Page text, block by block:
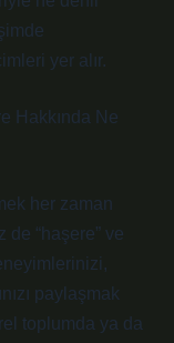
yer alır.
Hakkında Ne
her zaman
de “haşere” ve
paylaşmak
toplumda ya da